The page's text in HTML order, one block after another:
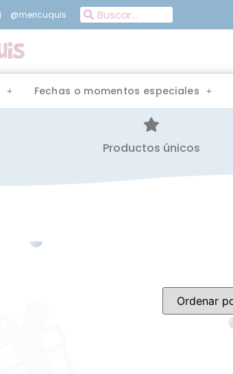
@mericuquis
Fechas o momentos especiales
Productos únicos